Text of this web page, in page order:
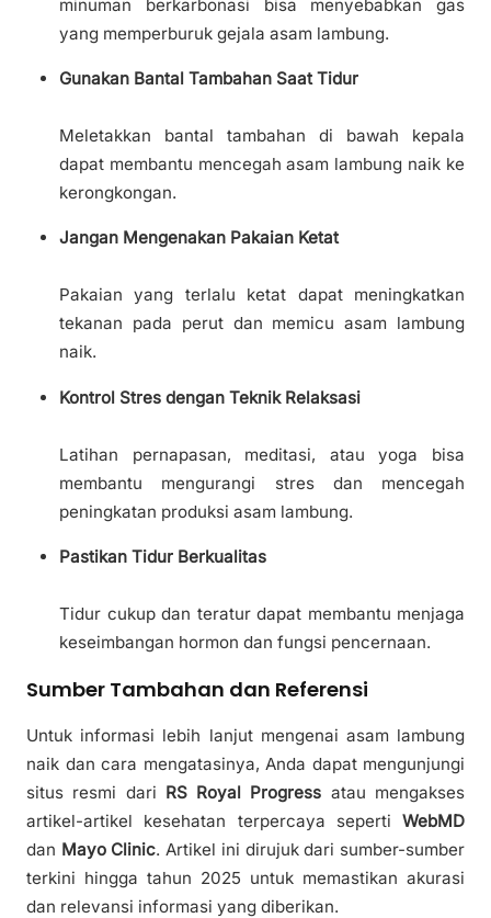
minuman berkarbonasi bisa menyebabkan gas
yang memperburuk gejala asam lambung.
Gunakan Bantal Tambahan Saat Tidur
Meletakkan bantal tambahan di bawah kepala
dapat membantu mencegah asam lambung naik ke
kerongkongan.
Jangan Mengenakan Pakaian Ketat
Pakaian yang terlalu ketat dapat meningkatkan
tekanan pada perut dan memicu asam lambung
naik.
Kontrol Stres dengan Teknik Relaksasi
Latihan pernapasan, meditasi, atau yoga bisa
membantu mengurangi stres dan mencegah
peningkatan produksi asam lambung.
Pastikan Tidur Berkualitas
Tidur cukup dan teratur dapat membantu menjaga
keseimbangan hormon dan fungsi pencernaan.
Sumber Tambahan dan Referensi
Untuk informasi lebih lanjut mengenai asam lambung
naik dan cara mengatasinya, Anda dapat mengunjungi
situs resmi dari RS Royal Progress atau mengakses
artikel-artikel kesehatan terpercaya seperti WebMD
dan Mayo Clinic. Artikel ini dirujuk dari sumber-sumber
terkini hingga tahun 2025 untuk memastikan akurasi
dan relevansi informasi yang diberikan.